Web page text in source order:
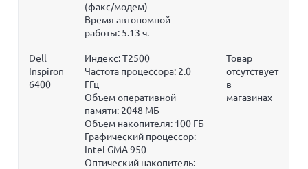
(факс/модем)
Время автономной
работы: 5.13 ч.
Dell
Inspiron
6400
Индекс: T2500
Частота процессора: 2.0
ГГц
Объем оперативной
памяти: 2048 МБ
Объем накопителя: 100 ГБ
Графический процессор:
Intel GMA 950
Оптический накопитель:
Товар
отсутствует
в
магазинах